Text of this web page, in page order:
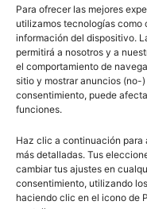
Para ofrecer las mejores
utilizamos tecnologías como
información del dispositivo.
permitirá a nosotros y a
el comportamiento de
sitio y mostrar anuncios (no-
consentimiento, puede
funciones.
Haz clic a continuación
más detalladas. Tus
cambiar tus ajustes en
consentimiento, utilizando
haciendo clic en el icono de
- Publicidad -